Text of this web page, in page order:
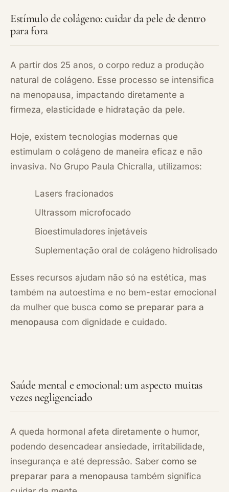
Estímulo de colágeno: cuidar da pele de dentro
para fora
A partir dos 25 anos, o corpo reduz a produção
natural de colágeno. Esse processo se intensifica
na menopausa, impactando diretamente a
firmeza, elasticidade e hidratação da pele.
Hoje, existem tecnologias modernas que
estimulam o colágeno de maneira eficaz e não
invasiva. No Grupo Paula Chicralla, utilizamos:
Lasers fracionados
Ultrassom microfocado
Bioestimuladores injetáveis
Suplementação oral de colágeno hidrolisado
Esses recursos ajudam não só na estética, mas
também na autoestima e no bem-estar emocional
da mulher que busca como se preparar para a
menopausa com dignidade e cuidado.
Saúde mental e emocional: um aspecto muitas
vezes negligenciado
A queda hormonal afeta diretamente o humor,
podendo desencadear ansiedade, irritabilidade,
insegurança e até depressão. Saber como se
preparar para a menopausa também significa